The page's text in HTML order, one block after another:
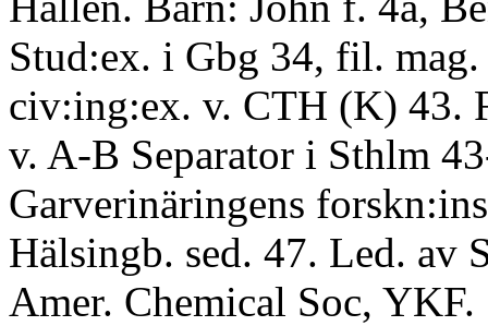
Stud:ex. i Gbg 34, fil.
civ:ing:ex. v. CTH (K) 43.
v. A-B Separator i Sthlm
Garverinäringens
Hälsingb. sed. 47. Led. av
Amer. Chemical Soc, YKF.